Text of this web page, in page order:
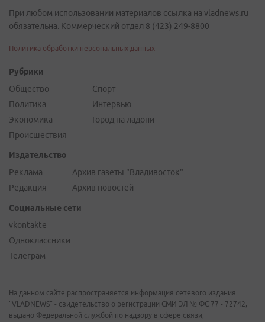
При любом использовании материалов ссылка на vladnews.ru
обязательна. Коммерческий отдел 8 (423) 249-8800
Политика обработки персональных данных
Рубрики
Общество
Политика
Экономика
Происшествия
Спорт
Интервью
Город на ладони
Издательство
Реклама
Редакция
Архив газеты "Владивосток"
Архив новостей
Социальные сети
vkontakte
Одноклассники
Телеграм
На данном сайте распространяется информация сетевого издания
"VLADNEWS" - свидетельство о регистрации СМИ ЭЛ № ФС 77 - 72742,
выдано Федеральной службой по надзору в сфере связи,